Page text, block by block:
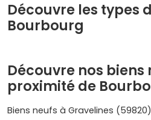
Découvre les types
Bourbourg
Découvre nos biens
proximité de
Biens neufs à Gravelines (59820)